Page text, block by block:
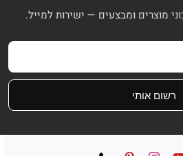
מוצרים ומבצעים — ישירות למייל.
רשום אותי